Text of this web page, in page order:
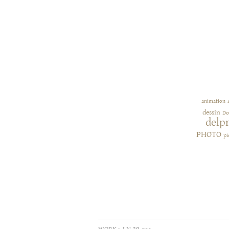
animation
dessin
PHOTO